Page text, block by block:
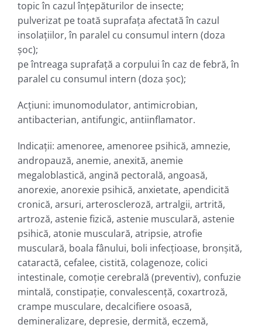
topic în cazul înţepăturilor de insecte;
pulverizat pe toată suprafaţa afectată în cazul
insolaţiilor, în paralel cu consumul intern (doza
şoc);
pe întreaga suprafaţă a corpului în caz de febră, în
paralel cu consumul intern (doza şoc);
Acţiuni: imunomodulator, antimicrobian,
antibacterian, antifungic, antiinflamator.
Indicaţii: amenoree, amenoree psihică, amnezie,
andropauză, anemie, anexită, anemie
megaloblastică, angină pectorală, angoasă,
anorexie, anorexie psihică, anxietate, apendicită
cronică, arsuri, arteroscleroză, artralgii, artrită,
artroză, astenie fizică, astenie musculară, astenie
psihică, atonie musculară, atripsie, atrofie
musculară, boala fânului, boli infecţioase, bronşită,
cataractă, cefalee, cistită, colagenoze, colici
intestinale, comoţie cerebrală (preventiv), confuzie
mintală, constipaţie, convalescenţă, coxartroză,
crampe musculare, decalcifiere osoasă,
demineralizare, depresie, dermită, eczemă,